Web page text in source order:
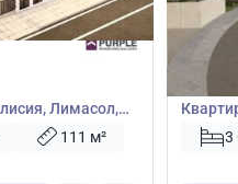
Лимасол,
111 м²
Кипр3